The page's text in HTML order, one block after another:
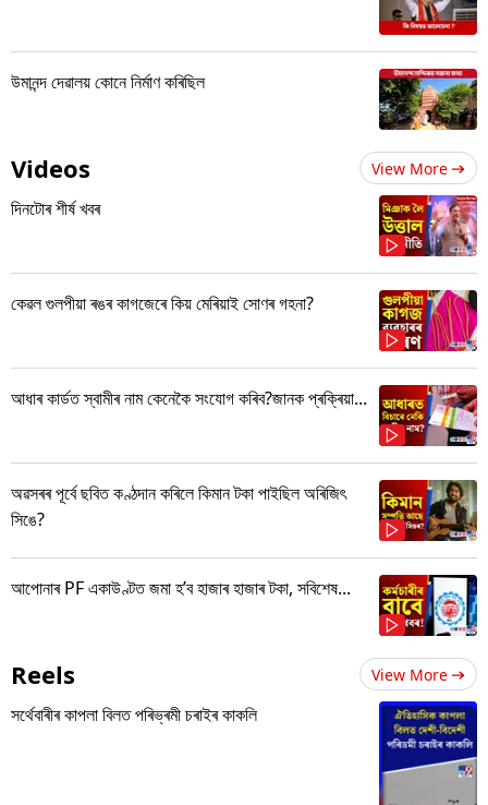
উমানন্দ দেৱালয় কোনে নিৰ্মাণ কৰিছিল
Videos View More
দিনটোৰ শীৰ্ষ খবৰ
কেৱল গুলপীয়া ৰঙৰ কাগজেৰে কিয় মেৰিয়াই সোণৰ গহনা?
আধাৰ কাৰ্ডত স্বামীৰ নাম কেনেকৈ সংযোগ কৰিব?জানক প্ৰক্ৰিয়া...
অৱসৰৰ পূৰ্বে ছবিত কণ্ঠদান কৰিলে কিমান টকা পাইছিল অৰিজিৎ
সিঙে?
আপোনাৰ PF একাউণ্টত জমা হ’ব হাজাৰ হাজাৰ টকা, সবিশেষ...
Reels View More
সৰ্থেবাৰীৰ কাপলা বিলত পৰিভ্ৰমী চৰাইৰ কাকলি